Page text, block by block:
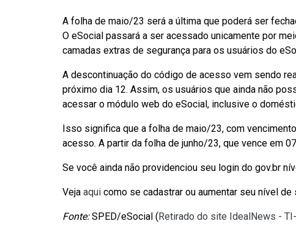
A folha de maio/23 será a última que poderá ser
O eSocial passará a ser acessado unicamente por
camadas extras de segurança para os usuários do
A descontinuação do código de acesso vem sendo
próximo dia 12. Assim, os usuários que ainda não
acessar o módulo web do eSocial, inclusive o
Isso significa que a folha de maio/23, com
acesso. A partir da folha de junho/23, que vence em
Se você ainda não providenciou seu login do gov.br
Veja aqui como se cadastrar ou aumentar seu nível de
Fonte:SPED/eSocial (Retirado do site IdealNews -